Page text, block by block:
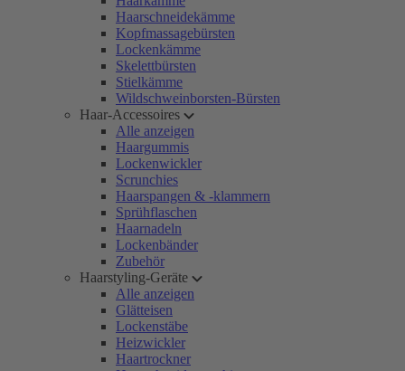
Haarschneidekämme
Kopfmassagebürsten
Lockenkämme
Skelettbürsten
Stielkämme
Wildschweinborsten-Bürsten
Haar-Accessoires
Alle anzeigen
Haargummis
Lockenwickler
Scrunchies
Haarspangen & -klammern
Sprühflaschen
Haarnadeln
Lockenbänder
Zubehör
Haarstyling-Geräte
Alle anzeigen
Glätteisen
Lockenstäbe
Heizwickler
Haartrockner